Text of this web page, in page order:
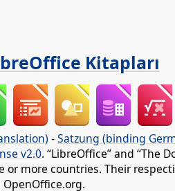
Kitapları
-Satzung (binding
v2.0. “LibreOffice” and “The
more countries. Their